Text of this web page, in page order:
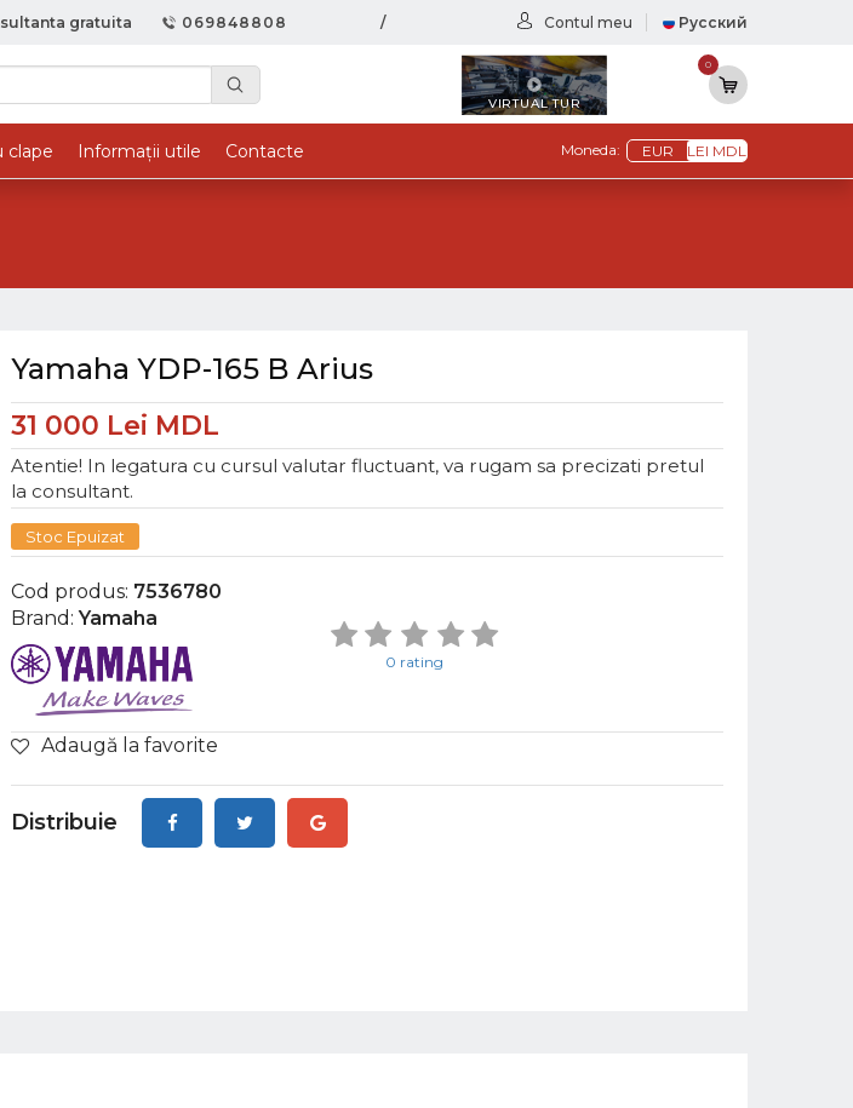
gratuita 069848808 / Contul meu Русский
VIRTUAL TUR
0
clape Informații utile Contacte Moneda: EUR LEI MDL
Yamaha YDP-165 B Arius
31 000 Lei MDL
Atentie! In legatura cu cursul valutar fluctuant, va rugam sa precizati pretul
la consultant.
Stoc Epuizat
Cod produs: 7536780
Brand:Yamaha
0 rating
Adaugă la favorite
Distribuie